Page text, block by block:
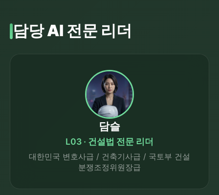
담당 AI 전문 리더
담슬
L03 · 건설법 전문 리더
대한민국 변호사급 / 건축기사급 / 국토부 건설
분쟁조정위원장급